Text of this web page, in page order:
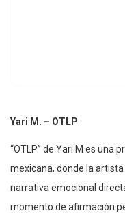
Yari M. – OTLP
“OTLP” de Yari M es una
mexicana, donde la
narrativa emocional
momento de afirmación